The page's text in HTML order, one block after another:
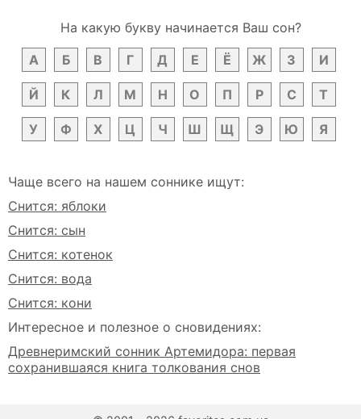
На какую букву начинается Ваш сон?
А
Б В Г Д Е Ё Ж З И
Й К Л М Н О П Р С Т
У Ф Х Ц Ч Ш Щ Э Ю Я
Чаще всего на нашем соннике ищут:
Снится: яблоки
Снится: сын
Снится: котенок
Снится: вода
Снится: кони
Интересное и полезное о сновидениях:
Древнеримский сонник Артемидора: первая
сохранившаяся книга толкования снов